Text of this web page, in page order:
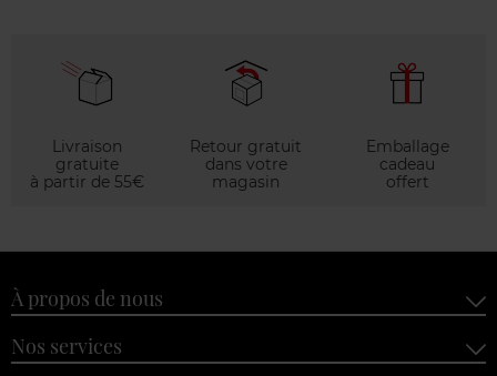
Livraison
gratuite
à partir de 55€
Retour gratuit
dans votre
magasin
Emballage
cadeau
offert
À propos de nous
Nos services